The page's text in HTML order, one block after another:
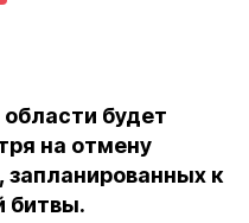
будет
на отмену
к
битвы.